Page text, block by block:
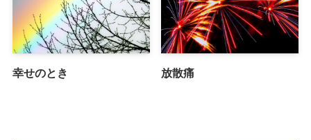
幸せのとき 放散痛